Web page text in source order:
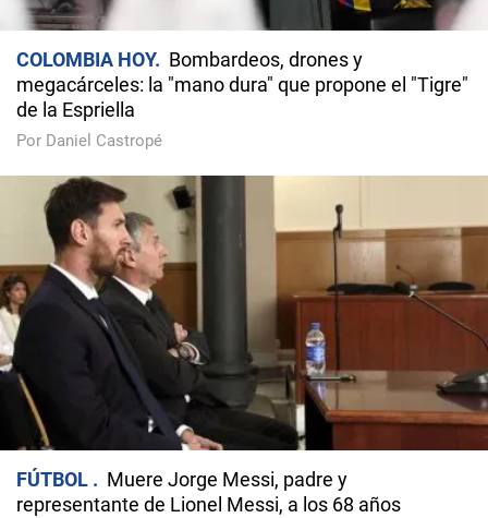
COLOMBIA HOY
Bombardeos, drones y
megacárceles: la "mano dura" que propone el "Tigre"
de la Espriella
Por Daniel Castropé
FÚTBOL
Muere Jorge Messi, padre y
representante de Lionel Messi, a los 68 años